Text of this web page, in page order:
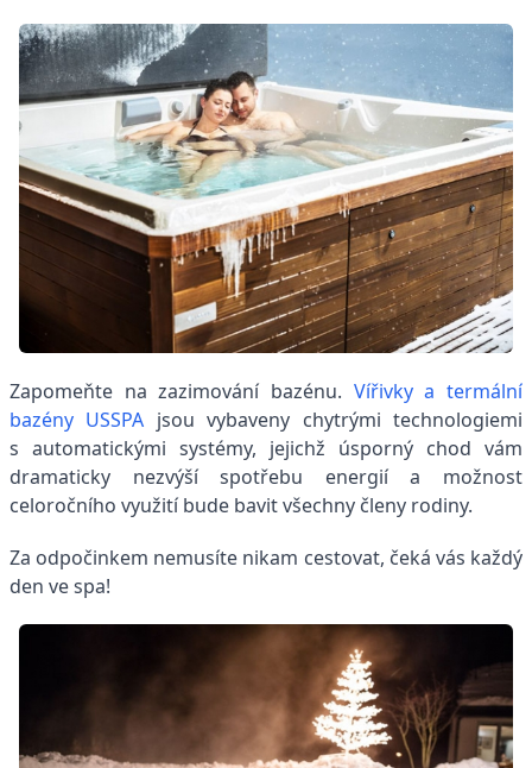
Zapomeňte na zazimování bazénu. Vířivky a termální
bazény USSPA jsou vybaveny chytrými technologiemi
s automatickými systémy, jejichž úsporný chod vám
dramaticky nezvýší spotřebu energií a možnost
celoročního využití bude bavit všechny členy rodiny.
Za odpočinkem nemusíte nikam cestovat, čeká vás každý
den ve spa!